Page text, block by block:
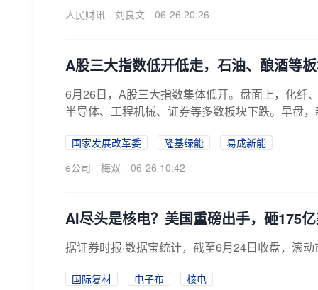
人民财讯
刘良文 06-26 20:26
A股三大指数低开低走，石油、酿酒等
6月26日，A股三大指数集体低开。盘面上，化纤
半导体、工程机械、证券等多数板块下跌。早盘
国家发展改革委 隆基绿能
易成新能
e公司
梅双 06-26 10:42
AI尽头是核电？美国重磅出手，砸175
据证券时报·数据宝统计，截至6月24日收盘，滚
国际复材 电子布
核电